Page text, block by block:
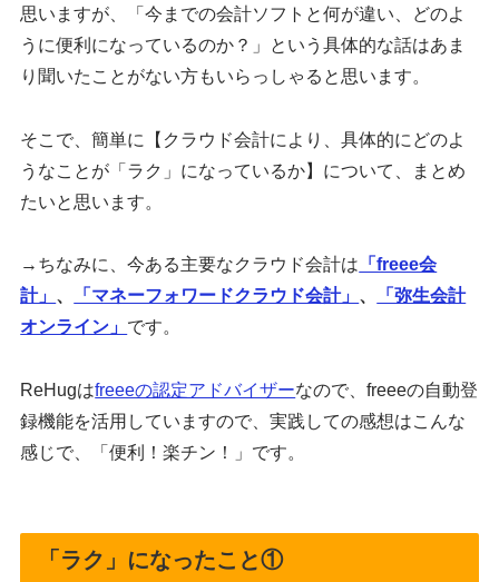
思いますが、「今までの会計ソフトと何が違い、どのよ
うに便利になっているのか？」という具体的な話はあま
り聞いたことがない方もいらっしゃると思います。
そこで、簡単に【クラウド会計により、具体的にどのよ
うなことが「ラク」になっているか】について、まとめ
たいと思います。
→ちなみに、今ある主要なクラウド会計は 「freee会
計」 、 「マネーフォワードクラウド会計」 、
「弥生会計
オンライン」 です。
ReHugはfreeeの認定アドバイザーなので、freeeの自動登
録機能を活用していますので、実践しての感想はこんな
感じで、「便利！楽チン！」です。
「ラク」になったこと①